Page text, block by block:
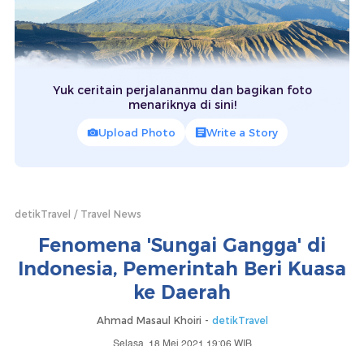
Yuk ceritain perjalananmu dan bagikan foto
menariknya di sini!
Upload Photo Write a Story
detikTravel Travel News
Fenomena 'Sungai Gangga' di
Indonesia, Pemerintah Beri Kuasa
ke Daerah
Ahmad Masaul Khoiri - detikTravel